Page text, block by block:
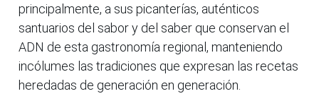
principalmente, a sus picanterías, auténticos
santuarios del sabor y del saber que conservan el
ADN de esta gastronomía regional, manteniendo
incólumes las tradiciones que expresan las recetas
heredadas de generación en generación.